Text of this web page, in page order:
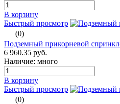
В корзину
Быстрый просмотр
(0)
Подземный прикорневой
6 960.35 руб.
Наличие: много
В корзину
Быстрый просмотр
(0)